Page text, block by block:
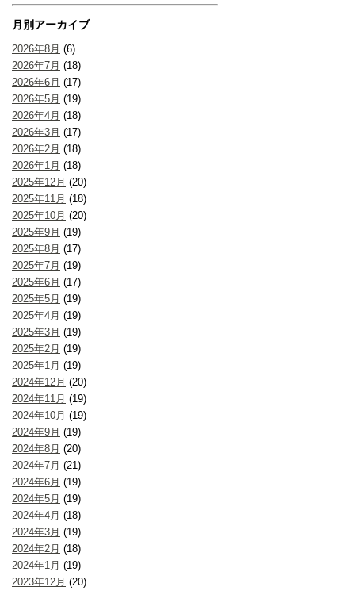
月別アーカイブ
2026年8月 (6)
2026年7月 (18)
2026年6月 (17)
2026年5月 (19)
2026年4月 (18)
2026年3月 (17)
2026年2月 (18)
2026年1月 (18)
2025年12月 (20)
2025年11月 (18)
2025年10月 (20)
2025年9月 (19)
2025年8月 (17)
2025年7月 (19)
2025年6月 (17)
2025年5月 (19)
2025年4月 (19)
2025年3月 (19)
2025年2月 (19)
2025年1月 (19)
2024年12月 (20)
2024年11月 (19)
2024年10月 (19)
2024年9月 (19)
2024年8月 (20)
2024年7月 (21)
2024年6月 (19)
2024年5月 (19)
2024年4月 (18)
2024年3月 (19)
2024年2月 (18)
2024年1月 (19)
2023年12月 (20)